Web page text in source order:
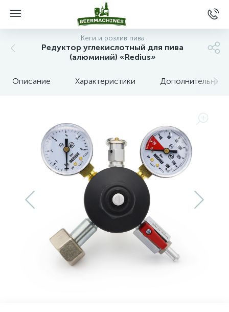
Кеги и розлив пива
Редуктор углекислотный для пива
(алюминий) «Redius»
Описание Характеристики Дополнительные